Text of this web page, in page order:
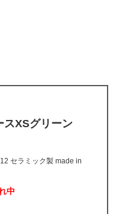
XSグリーン
セラミック製 made in
中